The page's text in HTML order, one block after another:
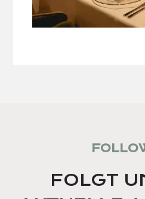
FOLGT